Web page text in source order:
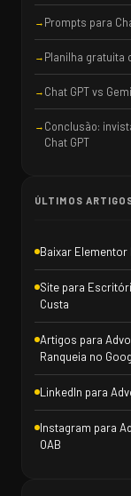
Prompts para
Planilha gratuita
Chat GPT vs
Conclusão:
Chat GPT
ÚLTIMOS
Baixar Elementor
Site para
Custa
Artigos para
Ranqueia no
LinkedIn para
Instagram para
OAB